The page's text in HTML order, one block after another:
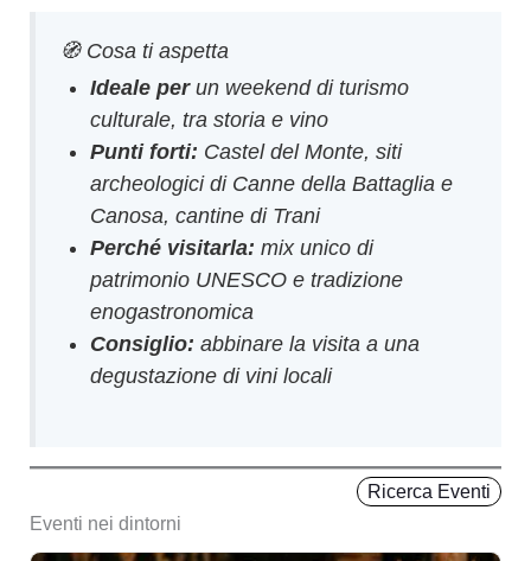
🧭 Cosa ti aspetta
Ideale perun weekend di turismo
culturale, tra storia e vino
Punti forti: Castel del Monte, siti
archeologici di Canne della Battaglia e
Canosa, cantine di Trani
Perché visitarla: mix unico di
patrimonio UNESCO e tradizione
enogastronomica
Consiglio: abbinare la visita a una
degustazione di vini locali
Eventi nei dintorni
Ricerca Eventi